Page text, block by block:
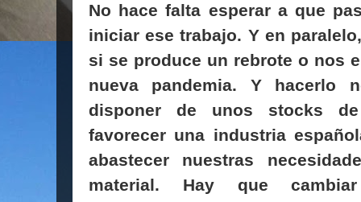
No hace falta esperar a que
iniciar ese trabajo. Y en
si se produce un rebrote o nos
nueva pandemia. Y hacerlo
disponer de unos stocks
favorecer una industria
abastecer nuestras
material. Hay que